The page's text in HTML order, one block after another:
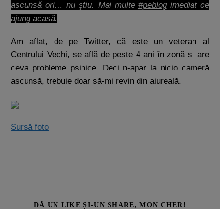
ascunsă ori… nu ştiu. Mai multe ‪#‎peblog‬imediat ce
ajung acasă.
Am aflat, de pe Twitter, că este un veteran al
Centrului Vechi, se află de peste 4 ani în zonă și are
ceva probleme psihice. Deci n-apar la nicio cameră
ascunsă, trebuie doar să-mi revin din aiureală.
Sursă foto
DĂ UN LIKE ȘI-UN SHARE, MON CHER!